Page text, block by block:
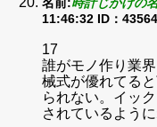
11:46:32 ID：
17
誰がモノ作り業
械式が優れてる
られない。イッ
されているように